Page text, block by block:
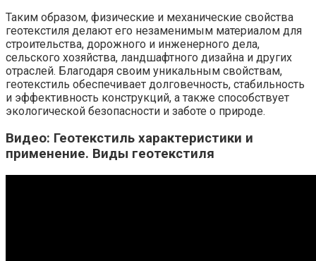
Таким образом, физические и механические свойства
геотекстиля делают его незаменимым материалом для
строительства, дорожного и инженерного дела,
сельского хозяйства, ландшафтного дизайна и других
отраслей. Благодаря своим уникальным свойствам,
геотекстиль обеспечивает долговечность, стабильность
и эффективность конструкций, а также способствует
экологической безопасности и заботе о природе.
Видео: Геотекстиль характеристики и
применение. Виды геотекстиля